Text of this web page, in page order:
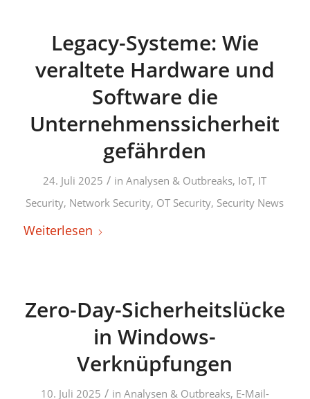
Legacy-Systeme: Wie
veraltete Hardware und
Software die
Unternehmenssicherheit
gefährden
24. Juli 2025 / inAnalysen & Outbreaks, IoT, IT
Security, Network Security, OT Security, Security News
Weiterlesen
Zero-Day-Sicherheitslücke
in Windows-
Verknüpfungen
10. Juli 2025 / in Analysen & Outbreaks, E-Mail-